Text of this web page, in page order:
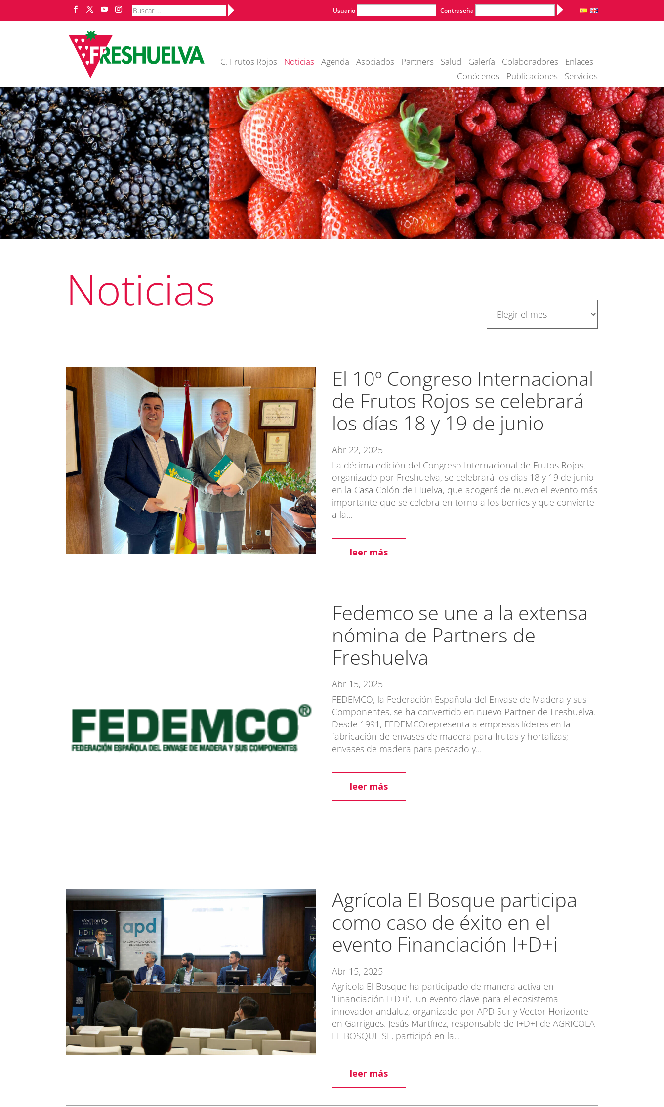
Usuario Contraseña Alternative:
C. Frutos Rojos Noticias Agenda Asociados Partners Salud Galería Colaboradores
Enlaces
Conócenos
Publicaciones Servicios
Noticias
El 10º Congreso Internacional
de Frutos Rojos se celebrará
los días 18 y 19 de junio
Abr 22, 2025
La décima edición del Congreso Internacional de Frutos Rojos,
organizado por Freshuelva, se celebrará los días 18 y 19 de junio
en la Casa Colón de Huelva, que acogerá de nuevo el evento más
importante que se celebra en torno a los berries y que convierte
a la...
leer más
Fedemco se une a la extensa
nómina de Partners de
Freshuelva
Abr 15, 2025
FEDEMCO, la Federación Española del Envase de Madera y sus
Componentes, se ha convertido en nuevo Partner de Freshuelva.
Desde 1991, FEDEMCOrepresenta a empresas líderes en la
fabricación de envases de madera para frutas y hortalizas;
envases de madera para pescado y...
leer más
Agrícola El Bosque participa
como caso de éxito en el
evento Financiación I+D+i
Abr 15, 2025
Agrícola El Bosque ha participado de manera activa en
'Financiación I+D+i', un evento clave para el ecosistema
innovador andaluz, organizado por APD Sur y Vector Horizonte
en Garrigues. Jesús Martínez, responsable de I+D+I de AGRICOLA
EL BOSQUE SL, participó en la...
leer más